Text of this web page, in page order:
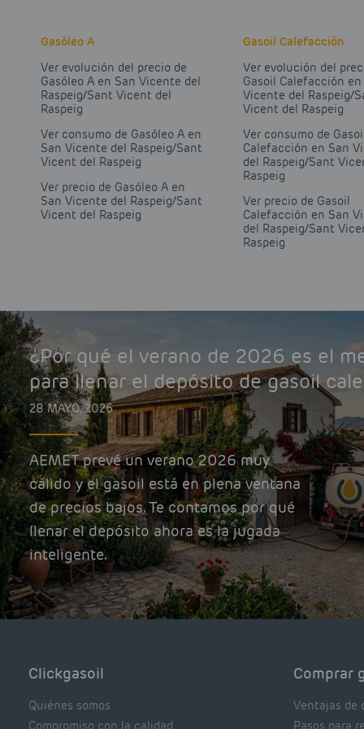
Gasóleo A
Ver evolución del precio de
Gasóleo A en San Vicente del
Raspeig/Sant Vicent del
Raspeig
Ver consumo de Gasóleo A en
San Vicente del Raspeig/Sant
Vicent del Raspeig
Ver precio de Gasóleo A en
San Vicente del Raspeig/Sant
Vicent del Raspeig
Gasoil Calefacción
Ver evolución del
Gasoil Calefacción en
Vicente del Raspeig/
Vicent del Raspeig
Ver consumo de
Calefacción en San
del Raspeig/Sant
Raspeig
Ver precio de Gasoil
Calefacción en San
del Raspeig/Sant
Raspeig
¿Por qué el verano de 2026 es el
para llenar el depósito de gasoil
28 MAYO, 2026
AEMET prevé un verano 2026 muy
cálido y el gasoil está en plena ventana
de precios bajos. Te contamos por qué
llenar el depósito ahora es la jugada
inteligente.
Clickgasoil
Quiénes somos
Compromiso con la calidad
Comprar
Ventajas de
Pasos para